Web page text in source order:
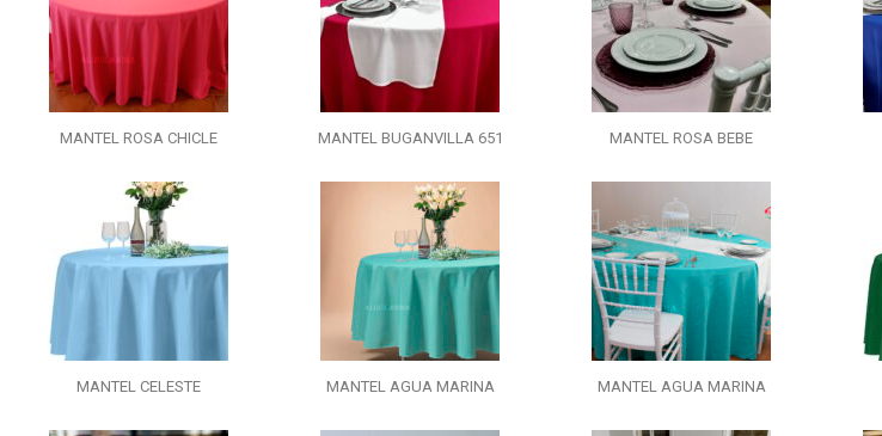
MANTEL ROSA CHICLE MANTEL BUGANVILLA 651 MANTEL ROSA BEBE
MANTEL CELESTE MANTEL AGUA MARINA MANTEL AGUA MARINA